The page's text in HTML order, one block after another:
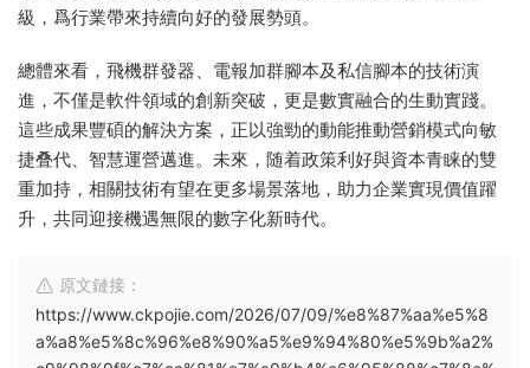
級，爲行業帶來持續向好的發展勢頭。
總體來看，飛機群發器、電報加群腳本及私信腳本的技術演
進，不僅是軟件領域的創新突破，更是數實融合的生動實踐。
這些成果豐碩的解決方案，正以強勁的動能推動營銷模式向敏
捷叠代、智慧運營邁進。未來，随着政策利好與資本青睐的雙
重加持，相關技術有望在更多場景落地，助力企業實現價值躍
升，共同迎接機遇無限的數字化新時代。
原文鏈接：
https://www.ckpojie.com/2026/07/09/%e8%87%aa%e5%8
a%a8%e5%8c%96%e8%90%a5%e9%94%80%e5%9b%a2%